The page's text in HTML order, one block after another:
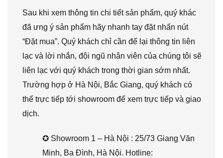
Sau khi xem thông tin chi tiết sản phẩm, quý khác
đã ưng ý sản phẩm hãy nhanh tay đặt nhấn nút
“Đặt mua”. Quý khách chỉ cần để lại thông tin liên
lạc và lời nhắn, đội ngũ nhân viên của chúng tôi sẽ
liên lạc với quý khách trong thời gian sớm nhất.
Trường hợp ở Hà Nội, Bắc Giang, quý khách có
thể trực tiếp tới showroom để xem trực tiếp và giao
dịch.
✪ Showroom 1 – Hà Nội : 25/73 Giang Văn
Minh, Ba Đình, Hà Nội. Hotline: